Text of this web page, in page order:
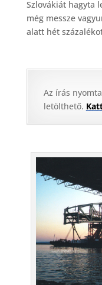
Szlovákiát hagyta
még messze
alatt hét
Az írás
letölthető.